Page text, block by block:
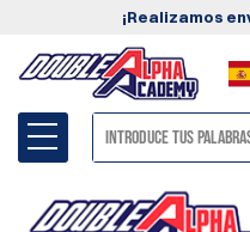
¡Realizamos